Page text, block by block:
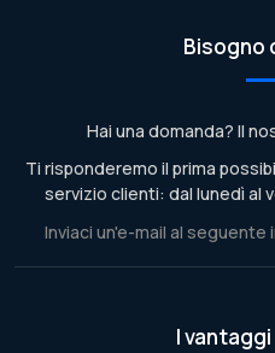
Bisogno
Hai una domanda? Il
Ti risponderemo il prima
servizio clienti: dal lunedì al
Inviaci un'e-mail al seguente
I